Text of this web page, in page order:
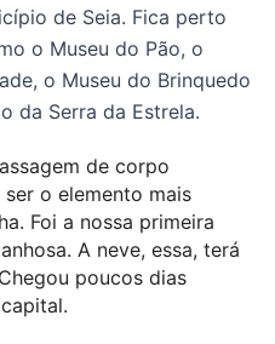
de Seia. Fica perto
o Museu do Pão, o
o Museu do Brinquedo
da Serra da Estrela.
de corpo
o elemento mais
Foi a nossa primeira
A neve, essa, terá
poucos dias